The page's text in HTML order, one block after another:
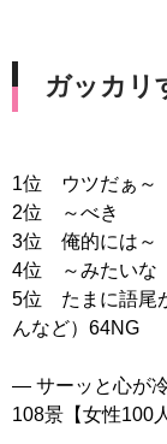
ガッカリ
1位 ウツだぁ
2位 ～べき
3位 俺的には
4位 ～みたい
5位 たまに語尾
んなど）64NG
― サーッと心が
108景【女性100